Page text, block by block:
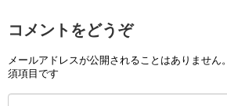
コメントをどうぞ
メールアドレスが公開されることはありません。
須項目です